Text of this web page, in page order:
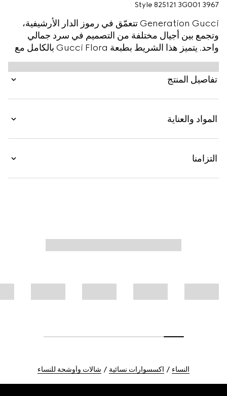
Style ‎825121 3G001 3967
Generation Gucci تتعمّق في رموز الدار الأرشيفية،
وتجمع بين أجيال مختلفة من التصميم في سرد جمالي
واحد. يتميز هذا الشريط بطبعة Gucci Flora بالكامل مع
تقليم بلون واحد.
تفاصيل المنتج
المواد والعناية
التزامنا
النساء اكسسوارات نسائية شالات وأوشحة للنساء